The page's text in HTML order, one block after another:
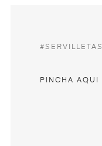
#SERVILLETAS
PINCHA AQUI